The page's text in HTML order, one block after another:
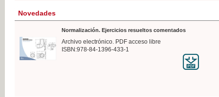
Novedades
Normalización. Ejercicios resueltos comentados
Archivo electrónico. PDF acceso libre
ISBN:978-84-1396-433-1